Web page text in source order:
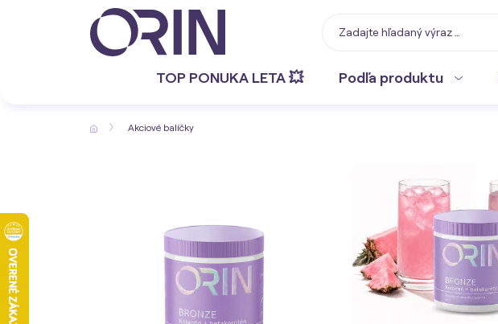
TOP PONUKA LETA 💥 Podľa produktu
Akciové balíčky